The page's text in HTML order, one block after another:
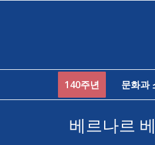
140주년 문화과
베르나르